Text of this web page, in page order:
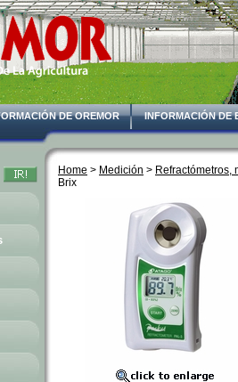
DE OREMOR INFORMACIÓN DE
Home > Medición > Refractómetros,
Brix